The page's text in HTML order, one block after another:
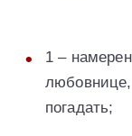
1 –
любовнице,
погадать;